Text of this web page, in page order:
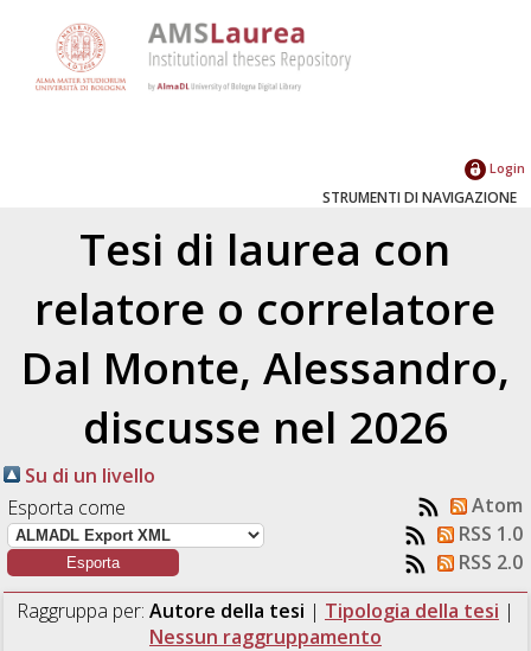
Login
STRUMENTI DI NAVIGAZIONE
Tesi di laurea con
relatore o correlatore
Dal Monte, Alessandro,
discusse nel 2026
Su di un livello
Esporta come
Atom
RSS 1.0
RSS 2.0
Raggruppa per: Autore della tesi | Tipologia della tesi |
Nessun raggruppamento